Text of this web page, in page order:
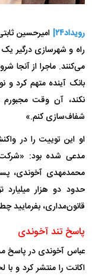
رویداد۲۴|
امیرحسین
راه و شهرسازی درگیر
می‌کنند. ماجرا از آنجا
بانک آینده متهم کرد
نکند، آن وقت
شفاف‌سازی کنم.»
او این توییت را در
مدعی شده بود:
حدود دو هزار میلیارد
قانون‌مداری، بفرمایید
پاسخ تند آخوندی
عباس آخوندی در پاسخ
اکانت را منتشر کرد و